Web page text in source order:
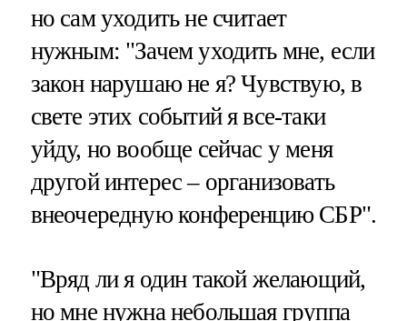
но сам уходить не считает
нужным: "Зачем уходить мне, если
закон нарушаю не я? Чувствую, в
свете этих событий я все-таки
уйду, но вообще сейчас у меня
другой интерес – организовать
внеочередную конференцию СБР".
"Вряд ли я один такой желающий,
но мне нужна небольшая группа